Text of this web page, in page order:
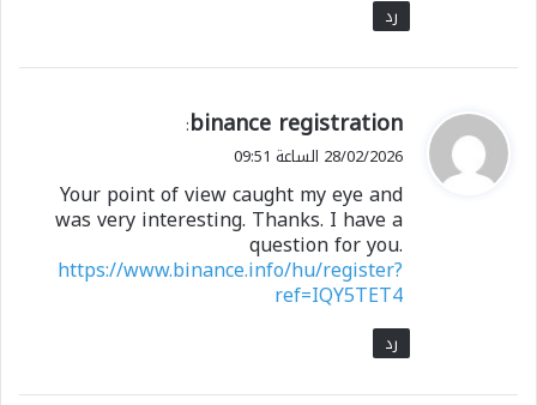
رد
ي
ق
ل
binance registration
:
28/02/2026 الساعة 09:51
Your point of view caught my eye and
was very interesting. Thanks. I have a
question for you.
https://www.binance.info/hu/register?
ref=IQY5TET4
رد